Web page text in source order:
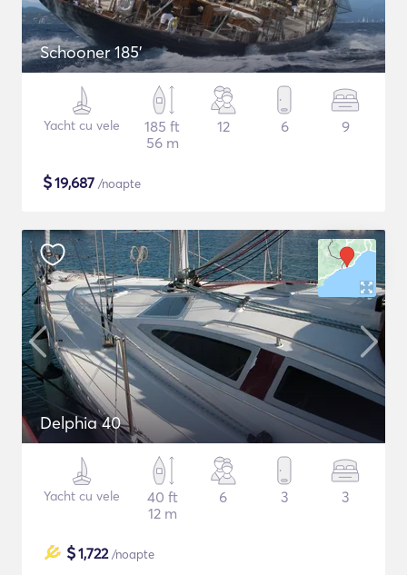
Schooner 185'
Yacht cu vele
185 ft
56 m
12 6 9
$19,687 /noapte
Delphia 40
Yacht cu vele
40 ft
12 m
6 3 3
$1,722/noapte